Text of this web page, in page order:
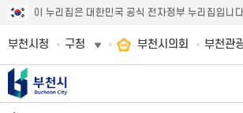
이 누리집은 대한민국 공식 전자정부 누리집입니
부천시청 구청 부천시의회 부천관